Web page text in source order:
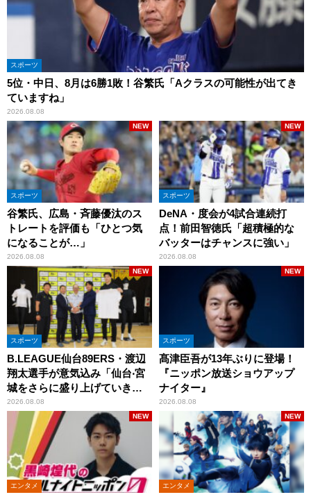
スポーツ
5位・中日、8月は6勝1敗！谷繁氏「Aクラスの可能性が出てき
ていますね」
2026.08.08
スポーツ
谷繁氏、広島・斉藤優汰のス
トレートを評価も「ひとつ気
になることが…」
2026.08.08
NEW
スポーツ
DeNA・度会が4試合連続打
点！前田智徳氏「超積極的な
バッターはチャンスに強い」
2026.08.08
NEW
スポーツ
B.LEAGUE仙台89ERS・渡辺
翔太選手が意気込み「仙台‧宮
城をさらに盛り上げていきた
いです」
2026.08.08
NEW
スポーツ
髙津臣吾が13年ぶりに登場！
『ニッポン放送ショウアップ
ナイター』
2026.08.08
NEW
エンタメ
NEW
エンタメ
NEW